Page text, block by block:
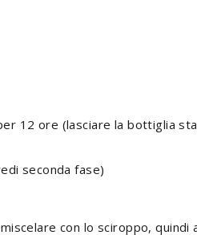
12 ore (lasciare la bottiglia
seconda fase)
con lo sciroppo,